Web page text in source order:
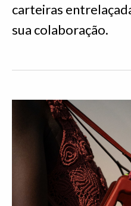
carteiras
sua colaboração.